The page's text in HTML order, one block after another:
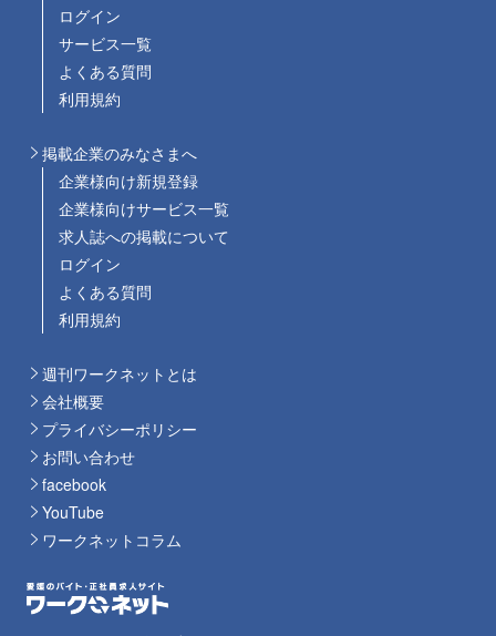
ログイン
サービス一覧
よくある質問
利用規約
掲載企業のみなさまへ
企業様向け新規登録
企業様向けサービス一覧
求人誌への掲載について
ログイン
よくある質問
利用規約
週刊ワークネットとは
会社概要
プライバシーポリシー
お問い合わせ
facebook
YouTube
ワークネットコラム